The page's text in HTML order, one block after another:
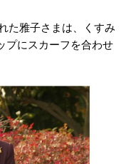
た雅子さまは、くすみ
プにスカーフを合わせ